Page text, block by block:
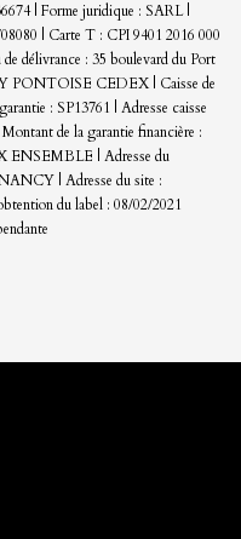
| Forme juridique : SARL |
| Carte T : CPI 9401 2016 000
délivrance : 35 boulevard du Port
PONTOISE CEDEX | Caisse de
: SP13761 | Adresse caisse
de la garantie financière :
ENSEMBLE | Adresse du
| Adresse du site :
du label : 08/02/2021